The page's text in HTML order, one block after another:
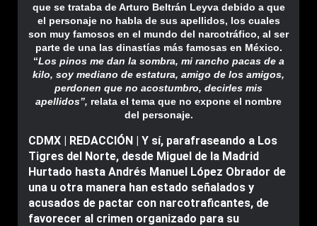
que se trataba de Arturo Beltrán Leyva debido a que
el personaje no habla de sus apellidos, los cuales
son muy famosos en el mundo del narcotráfico, al ser
parte de una las dinastías más famosas en México.
“Los pinos me dan la sombra, mi rancho pacas de a
kilo, soy mediano de estatura, amigo de los amigos,
perdonen que no acostumbro, decirles mis
apellidos”, relata el tema que no expone el nombre
del personaje.
CDMX | REDACCIÓN | Y sí, parafraseando a Los
Tigres del Norte, desde Miguel de la Madrid
Hurtado hasta Andrés Manuel López Obrador de
una u otra manera han estado señalados y
acusados de pactar con narcotraficantes, de
favorecer al crimen organizado para su